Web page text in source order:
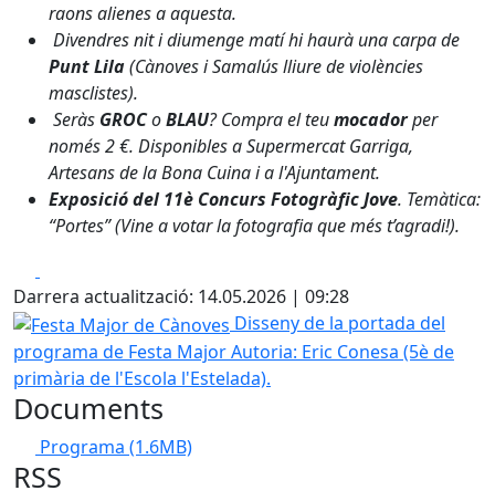
raons alienes a aquesta.
Divendres nit i diumenge matí hi haurà una carpa de
Punt Lila(Cànoves i Samalús lliure de violències
masclistes).
Seràs GROCoBLAU? Compra el teumocadorper
només 2 €. Disponibles a Supermercat Garriga,
Artesans de la Bona Cuina i a l'Ajuntament.
Exposició del 11è Concurs Fotogràfic Jove. Temàtica:
“Portes” (Vine a votar la fotografia que més t’agradi!).
Darrera actualització: 14.05.2026 | 09:28
Festa Major de Cànoves
Disseny de la portada del
programa de Festa MajorAutoria: Eric Conesa (5è de
primària de l'Escola l'Estelada).
Documents
Programa (1.6MB)
RSS